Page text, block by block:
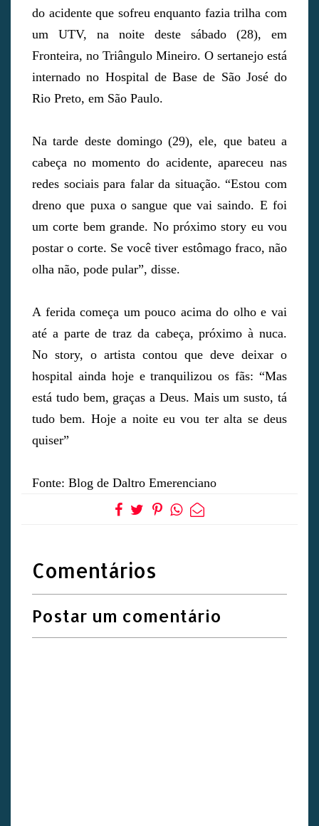
do acidente que sofreu enquanto fazia trilha com
um UTV, na noite deste sábado (28), em
Fronteira, no Triângulo Mineiro. O sertanejo está
internado no Hospital de Base de São José do
Rio Preto, em São Paulo.
Na tarde deste domingo (29), ele, que bateu a
cabeça no momento do acidente, apareceu nas
redes sociais para falar da situação. “Estou com
dreno que puxa o sangue que vai saindo. E foi
um corte bem grande. No próximo story eu vou
postar o corte. Se você tiver estômago fraco, não
olha não, pode pular”, disse.
A ferida começa um pouco acima do olho e vai
até a parte de traz da cabeça, próximo à nuca.
No story, o artista contou que deve deixar o
hospital ainda hoje e tranquilizou os fãs: “Mas
está tudo bem, graças a Deus. Mais um susto, tá
tudo bem. Hoje a noite eu vou ter alta se deus
quiser”
Fonte: Blog de Daltro Emerenciano
Comentários
Postar um comentário